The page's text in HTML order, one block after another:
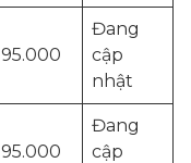
95.000
Đang
cập
nhật
95.000
Đang
cập